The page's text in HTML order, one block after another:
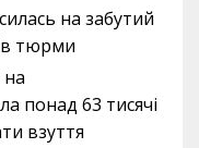
на забутий
тюрми
на
понад 63 тисячі
взуття